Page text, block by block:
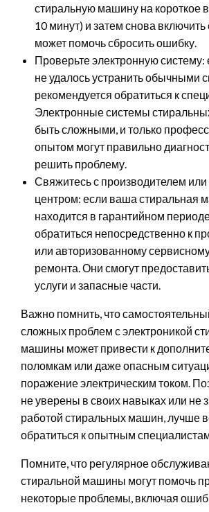
стиральную машину на короткое
10 минут) и затем снова включить
может помочь сбросить ошибку.
Проверьте электронную систему:
не удалось устранить обычными
рекомендуется обратиться к
Электронные системы
быть сложными, и только
опытом могут правильно
решить проблему.
Свяжитесь с производителем
центром: если ваша стиральная
находится в гарантийном
обратиться непосредственно к
или авторизованному
ремонта. Они смогут
услуги и запасные части.
Важно помнить, что
сложных проблем с электроникой
машины может привести к
поломкам или даже опасным
поражение электрическим током.
не уверены в своих навыках или не
работой стиральных машин, лучше
обратиться к опытным
Помните, что регулярное
стиральной машины могут помочь
некоторые проблемы, включая